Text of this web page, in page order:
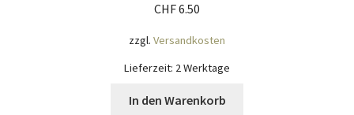
CHF6.50
zzgl. Versandkosten
Lieferzeit: 2 Werktage
In den Warenkorb